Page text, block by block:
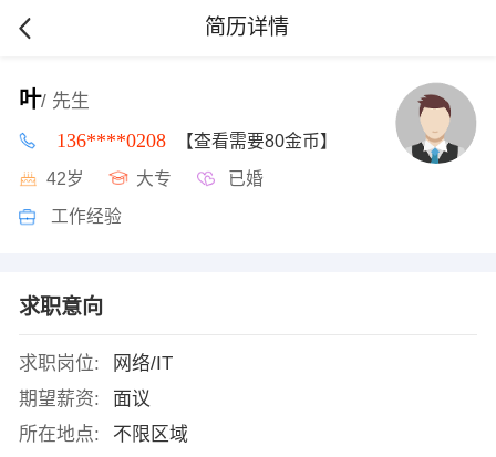
简历详情
叶/ 先生
136****0208 【查看需要80金币】
42岁 大专 已婚
工作经验
求职意向
求职岗位:
网络/IT
期望薪资:
面议
所在地点:
不限区域